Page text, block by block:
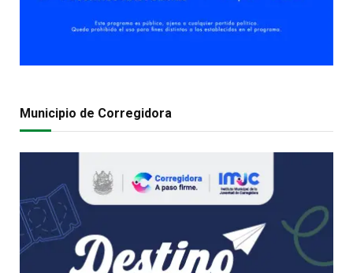
Municipio de Corregidora